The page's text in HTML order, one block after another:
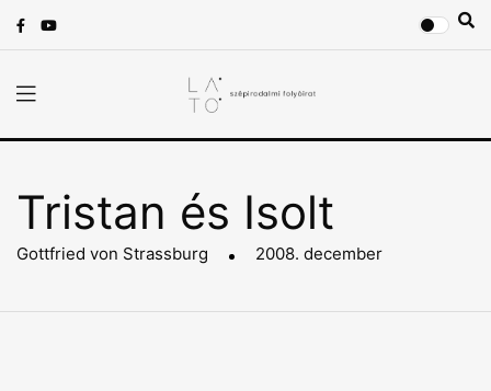
Tristan és Isolt
Gottfried von Strassburg 2008. december